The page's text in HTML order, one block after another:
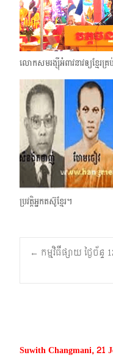
លោកសមរង្ស៊ីអំពាវនាវឲ្យខ្មែរគ្
ប្រវត្តិអ្នកតស៊ូខ្មែរ។
Post
← កម្មវិធីផ្សាយ ថ្ងៃច័ន្ទ
Suwith Changmani, 21